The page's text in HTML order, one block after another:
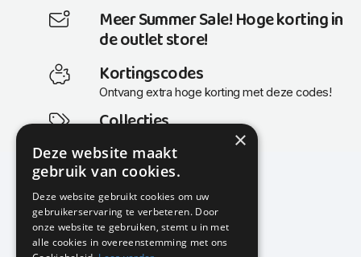
Meer Summer Sale! Hoge korting in
de outlet store!
Kortingscodes
Ontvang extra hoge korting met deze codes!
Collecties
Actuele en populaire collecties
KMP Kantoormeubilair
Airport Business Park
Frankfurtstraat 29-31
×
Deze website maakt
gebruik van cookies.
Deze website gebruikt cookies om uw
gebruikerservaring te verbeteren. Door
onze website te gebruiken, stemt u in met
alle cookies in overeenstemming met ons